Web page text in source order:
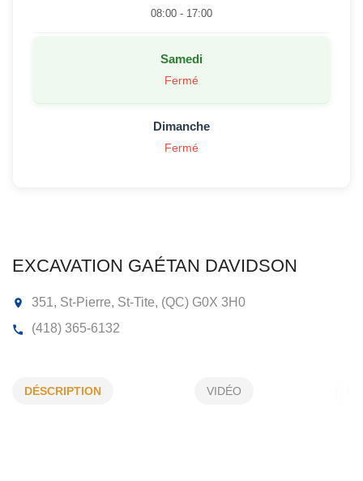
EXCAVATION GAÉTAN DAVIDSON
DÉSCRIPTION VIDÉO
08:00 - 17:00
Samedi
Fermé
Dimanche
Fermé